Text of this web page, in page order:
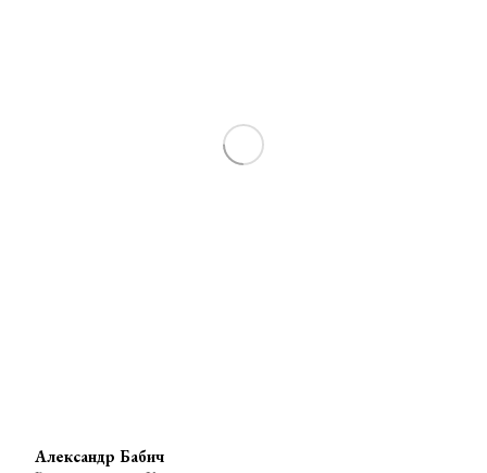
Александр Бабич